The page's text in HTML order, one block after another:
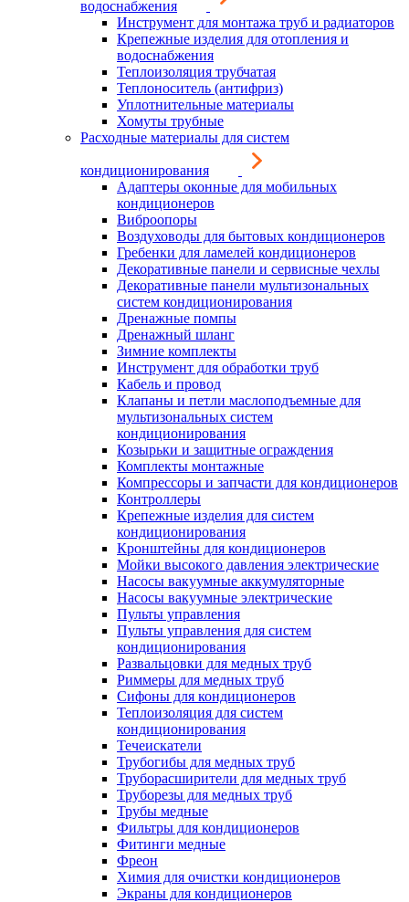
водоснабжения
Инструмент для монтажа труб и радиаторов
Крепежные изделия для отопления и
водоснабжения
Теплоизоляция трубчатая
Теплоноситель (антифриз)
Уплотнительные материалы
Хомуты трубные
Расходные материалы для систем
кондиционирования
Адаптеры оконные для мобильных
кондиционеров
Виброопоры
Воздуховоды для бытовых кондиционеров
Гребенки для ламелей кондиционеров
Декоративные панели и сервисные чехлы
Декоративные панели мультизональных
систем кондиционирования
Дренажные помпы
Дренажный шланг
Зимние комплекты
Инструмент для обработки труб
Кабель и провод
Клапаны и петли маслоподъемные для
мультизональных систем
кондиционирования
Козырьки и защитные ограждения
Комплекты монтажные
Компрессоры и запчасти для кондиционеров
Контроллеры
Крепежные изделия для систем
кондиционирования
Кронштейны для кондиционеров
Мойки высокого давления электрические
Насосы вакуумные аккумуляторные
Насосы вакуумные электрические
Пульты управления
Пульты управления для систем
кондиционирования
Развальцовки для медных труб
Риммеры для медных труб
Сифоны для кондиционеров
Теплоизоляция для систем
кондиционирования
Течеискатели
Трубогибы для медных труб
Труборасширители для медных труб
Труборезы для медных труб
Трубы медные
Фильтры для кондиционеров
Фитинги медные
Фреон
Химия для очистки кондиционеров
Экраны для кондиционеров